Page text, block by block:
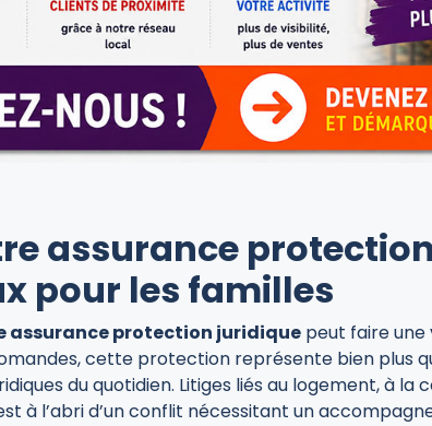
assurance
pour les familles
assurance protection juridique peut faire
cette protection représente bien plus
du quotidien. Litiges liés au logement, à la
à l’abri d’un conflit nécessitant un